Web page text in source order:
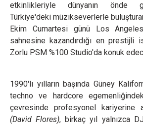
etkinlikleriyle dünyanın önde
Türkiye'deki müzikseverlerle
Ekim Cumartesi günü Los
sahnesine kazandırdığı en prestijli
Zorlu PSM %100 Studio'da konuk
1990'lı yılların başında Güney
techno ve hardcore
çevresinde profesyonel kariyerine
(David Flores), birkaç yıl yalnızca